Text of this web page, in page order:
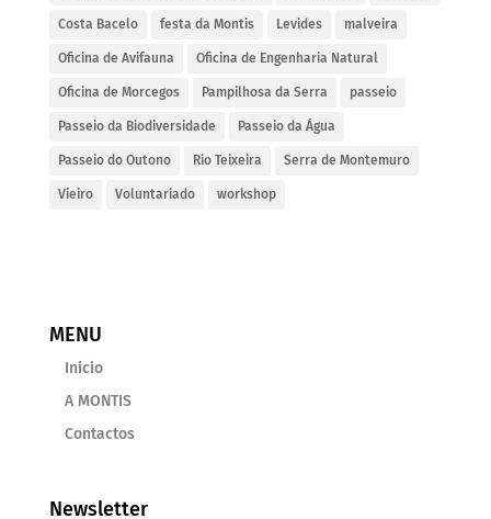
Costa Bacelo festa da Montis Levides malveira
Oficina de Avifauna Oficina de Engenharia Natural
Oficina de Morcegos Pampilhosa da Serra passeio
Passeio da Biodiversidade Passeio da Água
Passeio do Outono Rio Teixeira Serra de Montemuro
Vieiro Voluntariado workshop
MENU
Inicio
A MONTIS
Contactos
Newsletter